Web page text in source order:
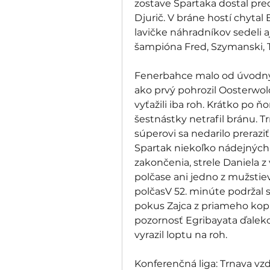
zostave Spartaka dostal
Djurič. V bráne hostí chytal
lavičke náhradníkov sedeli
šampióna Fred, Szymanski,
Fenerbahce malo od
ako prvý pohrozil
vyťažili iba roh. Krátko po
šestnástky netrafil bránu.
súperovi sa nedarilo
Spartak niekoľko
zakončenia, strele Daniela
polčase ani jedno z
polčasV 52. minúte podržal
pokus Zajca z priameho
pozornosť Egribayata
vyrazil loptu na roh.
Konferenčná liga: Trnava